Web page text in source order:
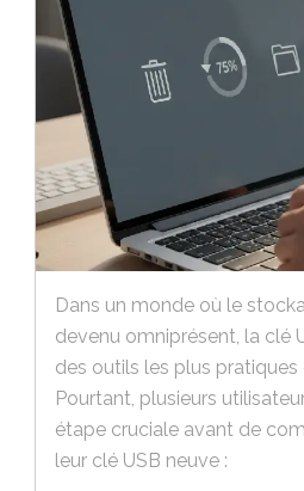
Dans un monde où le
devenu omniprésent, la clé
des outils les plus pratiques
Pourtant, plusieurs
étape cruciale avant de
leur clé USB neuve :